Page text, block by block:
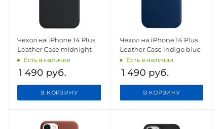
Чехол на iPhone 14 Plus
Leather Case midnight
Есть в наличии
1 490 руб.
В КОРЗИНУ
Чехол на iPhone 14 Plus
Leather Case indigo blue
Есть в наличии
1 490 руб.
В КОРЗИНУ